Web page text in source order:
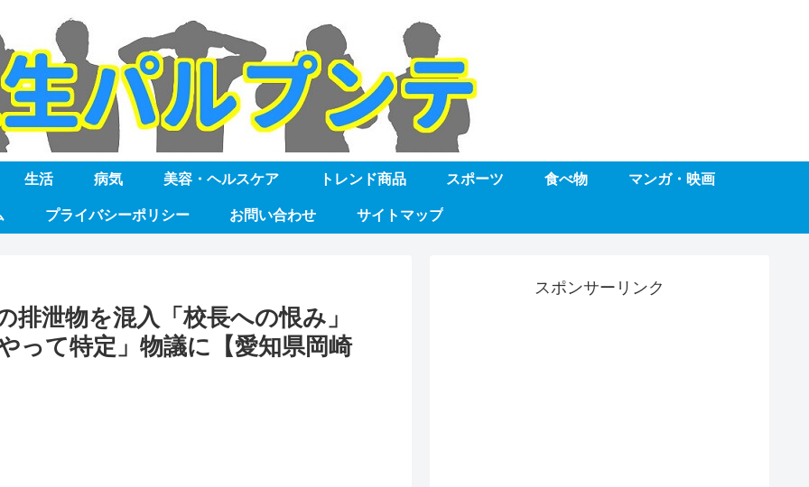
生活 病気 美容・ヘルスケア トレンド商品 スポーツ 食べ物 マンガ・映画
プライバシーポリシー お問い合わせ サイトマップ
排泄物を混入「校長への恨み」
って特定」物議に【愛知県岡崎
スポンサーリンク